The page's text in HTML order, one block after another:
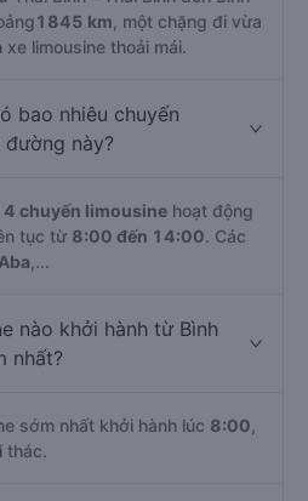
1845 km , một chặng đi vừa
limousine thoải mái.
bao nhiêu chuyến
này?
4 chuyến limousine hoạt động
tục từ 8:00 đến 14:00. Các
,...
nào khởi hành từ Bình
nhất?
sớm nhất khởi hành lúc 8:00
thác.